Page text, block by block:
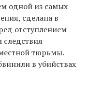
одной из самых
сделана в
отступлением
следствия
тюрьмы.
в убийствах